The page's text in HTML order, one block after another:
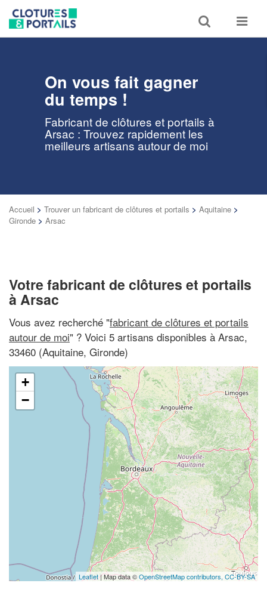
Toggle
search
Toggle
On vous fait gagner
du temps !
Fabricant de clôtures et portails à
Arsac : Trouvez rapidement les
meilleurs artisans autour de moi
Accueil > Trouver un fabricant de clôtures et portails > Aquitaine >
Gironde > Arsac
Votre fabricant de clôtures et portails
à Arsac
Vous avez recherché "fabricant de clôtures et portails
autour de moi" ? Voici 5 artisans disponibles à Arsac,
33460 (Aquitaine, Gironde)
+
−
Leaflet| Map data ©OpenStreetMap contributors, CC-BY-SA